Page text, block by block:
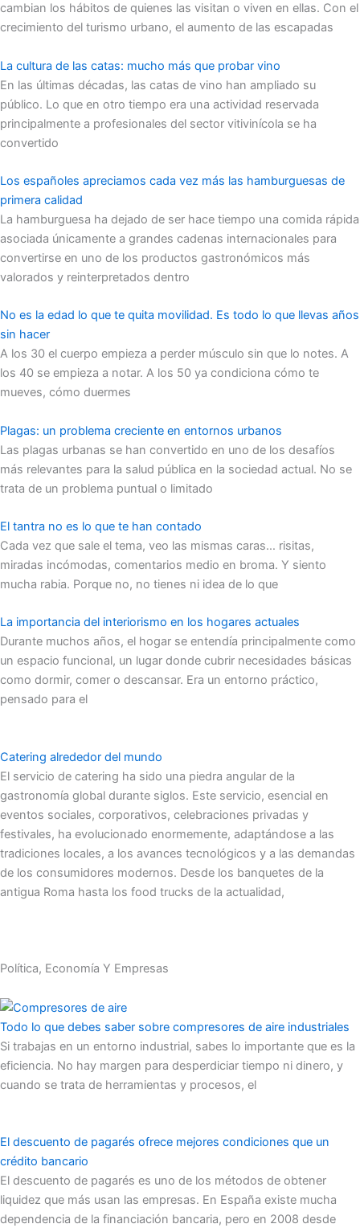
cambian los hábitos de quienes las visitan o viven en ellas. Con el
crecimiento del turismo urbano, el aumento de las escapadas
La cultura de las catas: mucho más que probar vino
En las últimas décadas, las catas de vino han ampliado su
público. Lo que en otro tiempo era una actividad reservada
principalmente a profesionales del sector vitivinícola se ha
convertido
Los españoles apreciamos cada vez más las hamburguesas de
primera calidad
La hamburguesa ha dejado de ser hace tiempo una comida rápida
asociada únicamente a grandes cadenas internacionales para
convertirse en uno de los productos gastronómicos más
valorados y reinterpretados dentro
No es la edad lo que te quita movilidad. Es todo lo que llevas años
sin hacer
A los 30 el cuerpo empieza a perder músculo sin que lo notes. A
los 40 se empieza a notar. A los 50 ya condiciona cómo te
mueves, cómo duermes
Plagas: un problema creciente en entornos urbanos
Las plagas urbanas se han convertido en uno de los desafíos
más relevantes para la salud pública en la sociedad actual. No se
trata de un problema puntual o limitado
El tantra no es lo que te han contado
Cada vez que sale el tema, veo las mismas caras… risitas,
miradas incómodas, comentarios medio en broma. Y siento
mucha rabia. Porque no, no tienes ni idea de lo que
La importancia del interiorismo en los hogares actuales
Durante muchos años, el hogar se entendía principalmente como
un espacio funcional, un lugar donde cubrir necesidades básicas
como dormir, comer o descansar. Era un entorno práctico,
pensado para el
Catering alrededor del mundo
El servicio de catering ha sido una piedra angular de la
gastronomía global durante siglos. Este servicio, esencial en
eventos sociales, corporativos, celebraciones privadas y
festivales, ha evolucionado enormemente, adaptándose a las
tradiciones locales, a los avances tecnológicos y a las demandas
de los consumidores modernos. Desde los banquetes de la
antigua Roma hasta los food trucks de la actualidad,
Política, Economía Y Empresas
Todo lo que debes saber sobre compresores de aire industriales
Si trabajas en un entorno industrial, sabes lo importante que es la
eficiencia. No hay margen para desperdiciar tiempo ni dinero, y
cuando se trata de herramientas y procesos, el
El descuento de pagarés ofrece mejores condiciones que un
crédito bancario
El descuento de pagarés es uno de los métodos de obtener
liquidez que más usan las empresas. En España existe mucha
dependencia de la financiación bancaria, pero en 2008 desde